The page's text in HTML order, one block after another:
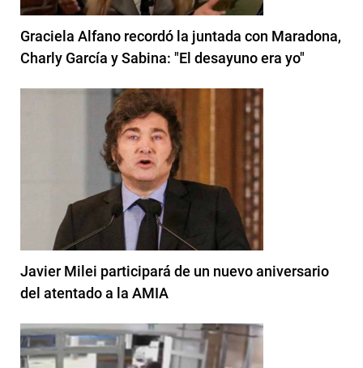
Graciela Alfano recordó la juntada con Maradona,
Charly García y Sabina: "El desayuno era yo"
Javier Milei participará de un nuevo aniversario
del atentado a la AMIA